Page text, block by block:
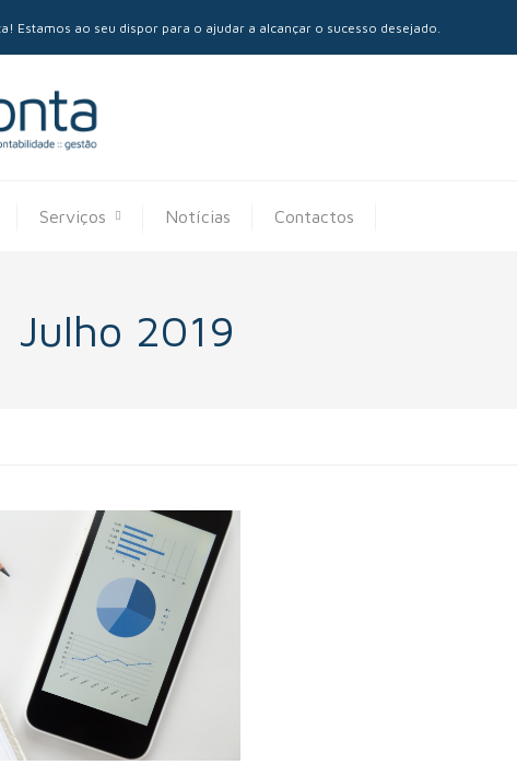
Estamos ao seu dispor para o ajudar a alcançar o sucesso desejado.
Serviços Notícias Contactos
Julho 2019